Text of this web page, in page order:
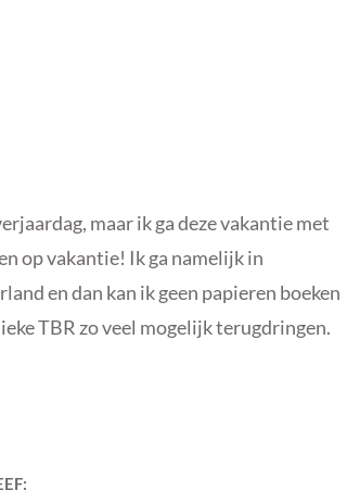
maar ik ga deze vakantie met
op vakantie! Ik ga namelijk in
en dan kan ik geen papieren boeken
TBR zo veel mogelijk terugdringen.